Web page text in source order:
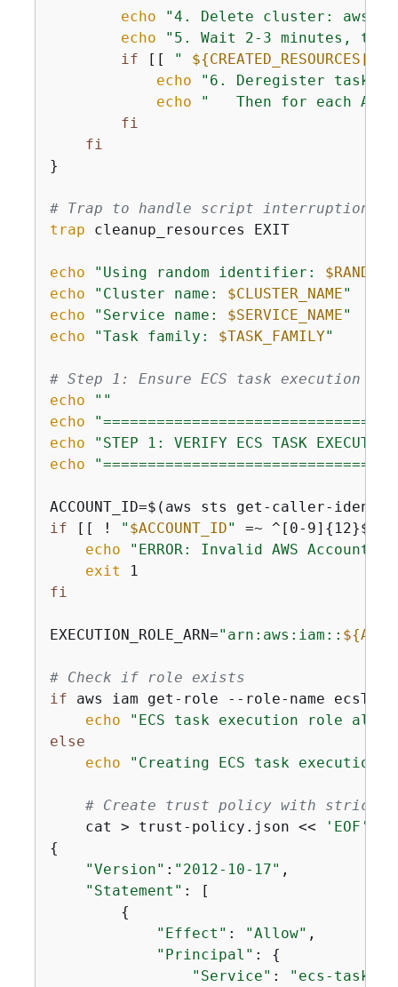
echo
"4. Delete cluster: aws
echo
"5. Wait 2-3 minutes,
if [[ " ${CREATED_RESOURCES[*]}
echo
"6. Deregister task
echo
"   Then for each
fi
fi
}
# Trap to handle script interruption
trap cleanup_resources EXIT
echo "Using random identifier:
echo
"Cluster name: $CLUSTER_NAME"
echo
"Service name: $SERVICE_NAME"
echo
"Task family: $TASK_FAMILY"
# Step 1: Ensure ECS task execution
echo
""
echo
echo
"STEP 1: VERIFY ECS TASK
echo
if [[ ! " $ACCOUNT_ID" =~ ^[0-9] { 12}$
echo
"ERROR: Invalid AWS
exit
fi
EXECUTION_ROLE_ARN="arn:aws:iam:: ${
# Check if role exists
if aws iam get-role --role-name
echo
"ECS task execution role
else
echo
"Creating ECS task
# Create trust policy with strict
    cat > trust-policy.json <<
'EOF'
{
"Version" : "2012-10-17" ,
"Statement" : [
{
"Effect" : "Allow" ,
"Principal" : {
"Service" :
"ecs-